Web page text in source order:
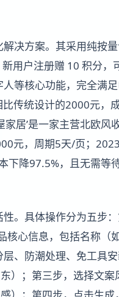
决方案。其采用纯按
用户注册赠 10 积分，
等核心功能，完全满
传统设计的2000元，
居’是一家主营北欧
元，周期5天/页；
降97.5%，且无需等
。具体操作分为五步
心信息，包括名称（
、防潮处理、免工具
）；第三步，选择文